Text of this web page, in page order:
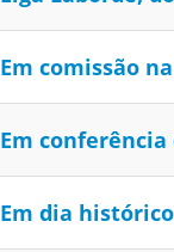
Em comissão
Em
Em dia